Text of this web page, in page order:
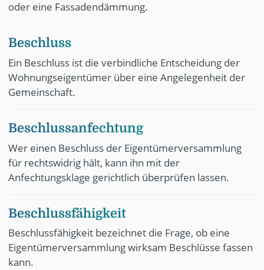
oder eine Fassadendämmung.
Beschluss
Ein Beschluss ist die verbindliche Entscheidung der
Wohnungseigentümer über eine Angelegenheit der
Gemeinschaft.
Beschlussanfechtung
Wer einen Beschluss der Eigentümerversammlung
für rechtswidrig hält, kann ihn mit der
Anfechtungsklage gerichtlich überprüfen lassen.
Beschlussfähigkeit
Beschlussfähigkeit bezeichnet die Frage, ob eine
Eigentümerversammlung wirksam Beschlüsse fassen
kann.